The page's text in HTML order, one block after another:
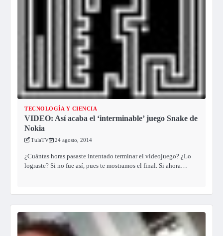
TECNOLOGÍA Y CIENCIA
VIDEO: Así acaba el ‘interminable’ juego Snake de
Nokia
TulaTV 24 agosto, 2014
¿Cuántas horas pasaste intentado terminar el videojuego? ¿Lo
lograste? Si no fue así, pues te mostramos el final. Si ahora…